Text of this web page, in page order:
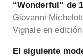
“Wonderful” de
Giovanni
Vignale en
El siguiente